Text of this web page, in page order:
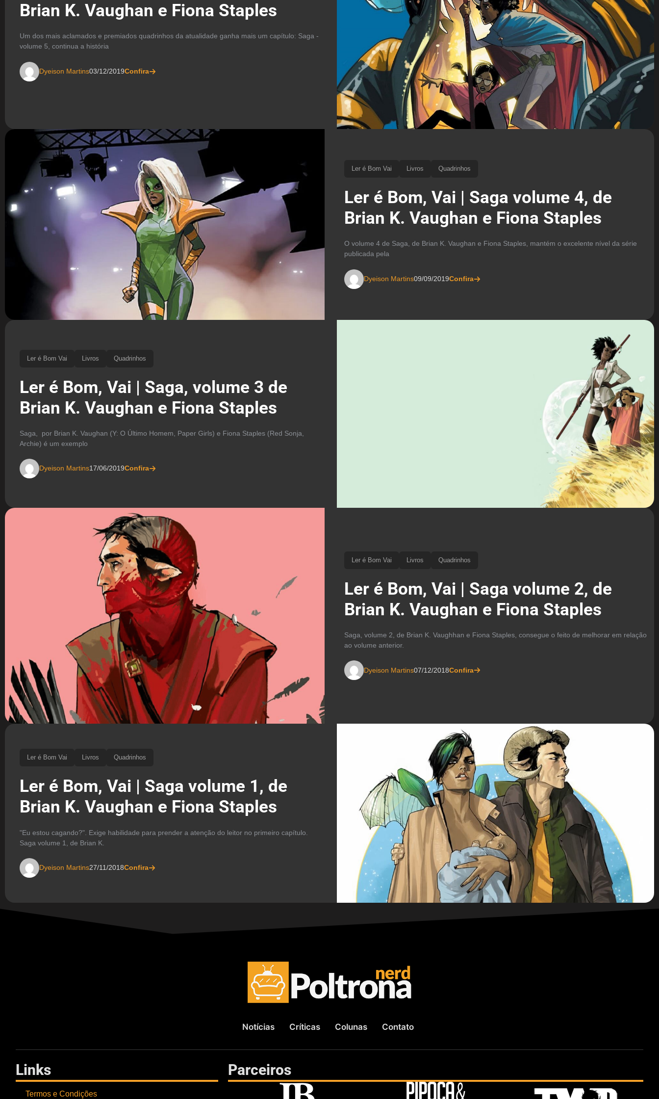
Brian K. Vaughan e Fiona Staples
Um dos mais aclamados e premiados quadrinhos da atualidade ganha mais um capítulo: Saga -
volume 5, continua a história
Dyeison Martins03/12/2019Confira
Ler é Bom Vai Livros Quadrinhos
Ler é Bom, Vai | Saga volume 4, de
Brian K. Vaughan e Fiona Staples
O volume 4 de Saga, de Brian K. Vaughan e Fiona Staples, mantém o excelente nível da série
publicada pela
Dyeison Martins09/09/2019Confira
Ler é Bom Vai Livros Quadrinhos
Ler é Bom, Vai | Saga, volume 3 de
Brian K. Vaughan e Fiona Staples
Saga, por Brian K. Vaughan (Y: O Último Homem, Paper Girls) e Fiona Staples (Red Sonja,
Archie) é um exemplo
Dyeison Martins17/06/2019Confira
Ler é Bom Vai Livros Quadrinhos
Ler é Bom, Vai | Saga volume 2, de
Brian K. Vaughan e Fiona Staples
Saga, volume 2, de Brian K. Vaughhan e Fiona Staples, consegue o feito de melhorar em relação
ao volume anterior.
Dyeison Martins07/12/2018Confira
Ler é Bom Vai Livros Quadrinhos
Ler é Bom, Vai | Saga volume 1, de
Brian K. Vaughan e Fiona Staples
"Eu estou cagando?". Exige habilidade para prender a atenção do leitor no primeiro capítulo.
Saga volume 1, de Brian K.
Dyeison Martins27/11/2018Confira
Notícias Críticas Colunas Contato
Links
Termos e Condições
Parceiros